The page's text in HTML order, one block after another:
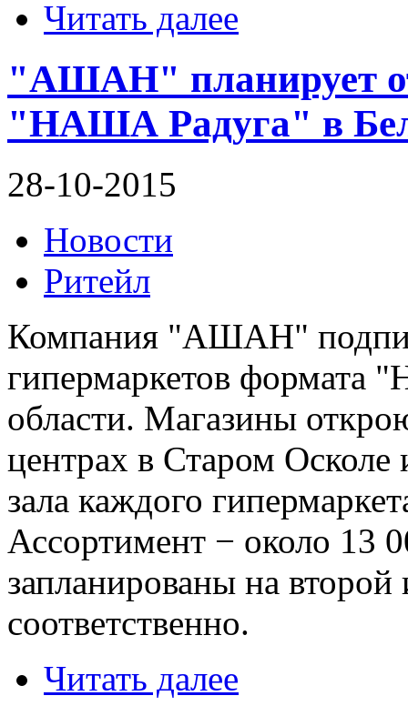
Читать далее
"АШАН" планирует
"НАША Радуга" в
28-10-2015
Новости
Ритейл
Компания "АШАН"
гипермаркетов формата
области. Магазины
центрах в Старом
зала каждого
Ассортимент − около 13
запланированы на второй
соответственно.
Читать далее